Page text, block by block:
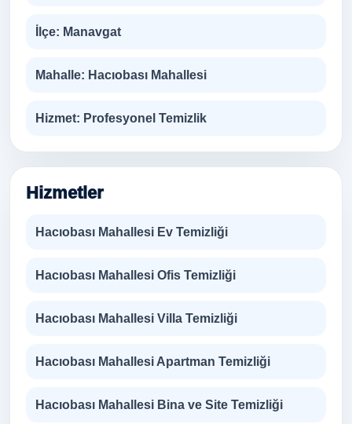
İlçe: Manavgat
Mahalle: Hacıobası Mahallesi
Hizmet: Profesyonel Temizlik
Hizmetler
Hacıobası Mahallesi Ev Temizliği
Hacıobası Mahallesi Ofis Temizliği
Hacıobası Mahallesi Villa Temizliği
Hacıobası Mahallesi Apartman Temizliği
Hacıobası Mahallesi Bina ve Site Temizliği